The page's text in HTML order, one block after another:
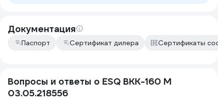
креплением нет, а тут пришлось
повозиться. Но цена в 6450 руб все
Документация
Паспорт Сертификат дилера Сертификаты
Вопросы и ответы о ESQ ВКК-160 М
03.05.218556